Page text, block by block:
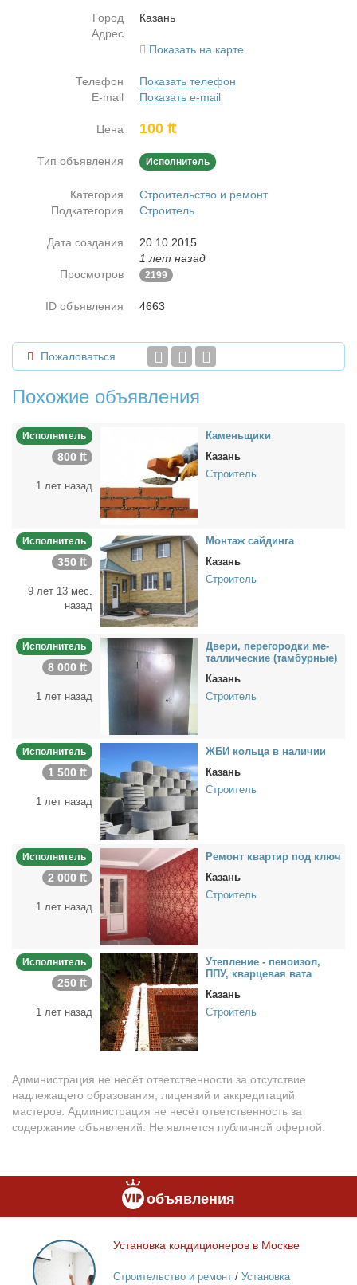
Город
Ка­зань
Адрес
Показать на карте
Телефон
Показать телефон
E-mail
Показать e-mail
Цена 100 ₶
Тип объявления Исполнитель
Категория
Строительство и ремонт
Подкатегория
Строитель
Дата создания
20.10.2015
1 лет назад
Просмотров
2199
ID объявления 4663
Пожаловаться
Похожие объявления
Исполнитель
800 ₶
1 лет назад
Ка­мень­щи­ки
Казань
Строитель
Исполнитель
350 ₶
9 лет 13 мес.
назад
Мон­таж сай­дин­га
Казань
Строитель
Исполнитель
8 000 ₶
1 лет назад
Две­ри, пе­ре­го­род­ки ме­
тал­ли­че­ские (там­бур­ные)
Казань
Строитель
Исполнитель
1 500 ₶
1 лет назад
ЖБИ коль­ца в на­ли­чии
Казань
Строитель
Исполнитель
2 000 ₶
1 лет назад
Ре­монт квар­тир под ключ
Казань
Строитель
Исполнитель
250 ₶
1 лет назад
Утеп­ле­ние - пе­но­изол,
ППУ, квар­це­вая ва­та
Казань
Строитель
Администрация не несёт ответственности за отсутствие
надлежащего образования, лицензий и аккредитаций
мастеров. Администрация не несёт ответственность за
содержание объявлений. Не является публичной офертой.
объявления
Установка
кондиционеров
в
Уста­нов­ка кон­ди­ци­о­не­ров в Москве
Строительство и ремонт/ Установка